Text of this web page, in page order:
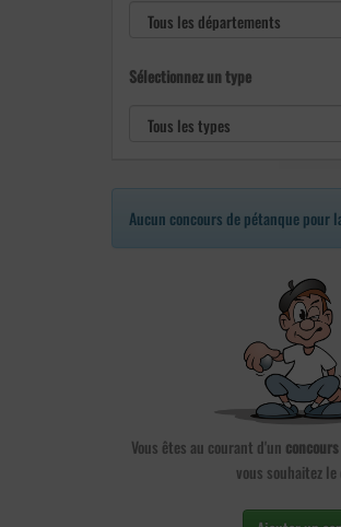
Sélectionnez un type
Aucun concours de pétanque pour
Vous êtes au courant d'un
vous souhaitez